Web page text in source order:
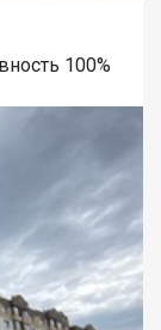
100%